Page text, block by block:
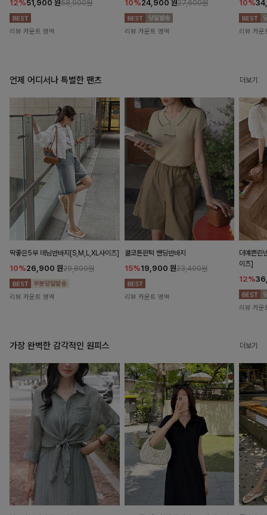
12%51,900 원58,900원
리뷰 카운트 영역
10%24,900 원27,600원
리뷰 카운트 영역
10%
리뷰 카운
언제 어디서나 특별한 팬츠 더보기
딱좋은5부 데님반바지[S,M,L,XL사이즈]
10%26,900 원29,800원
리뷰 카운트 영역
쿨코튼핀턱 밴딩반바지
15%19,900 원23,400원
리뷰 카운트 영역
더예쁜린
이즈]
12%
리뷰 카운
가장 완벽한 감각적인 원피스 더보기